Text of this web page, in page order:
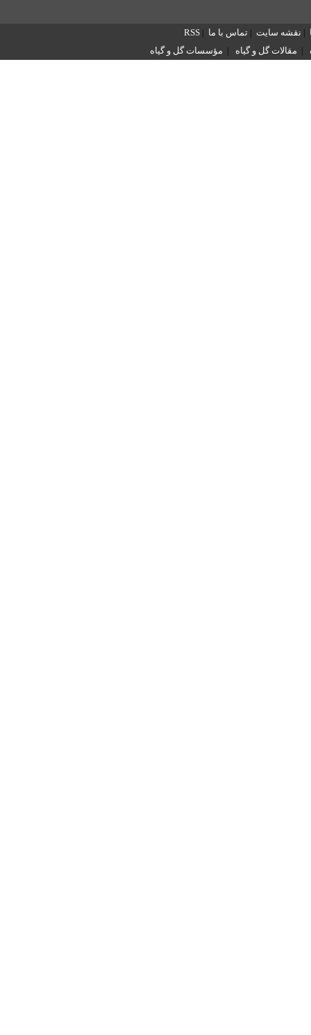
| نقشه سایت | تماس با ما |
RSS
| مقالات گل و گیاه | مؤسسات گل و گیاه